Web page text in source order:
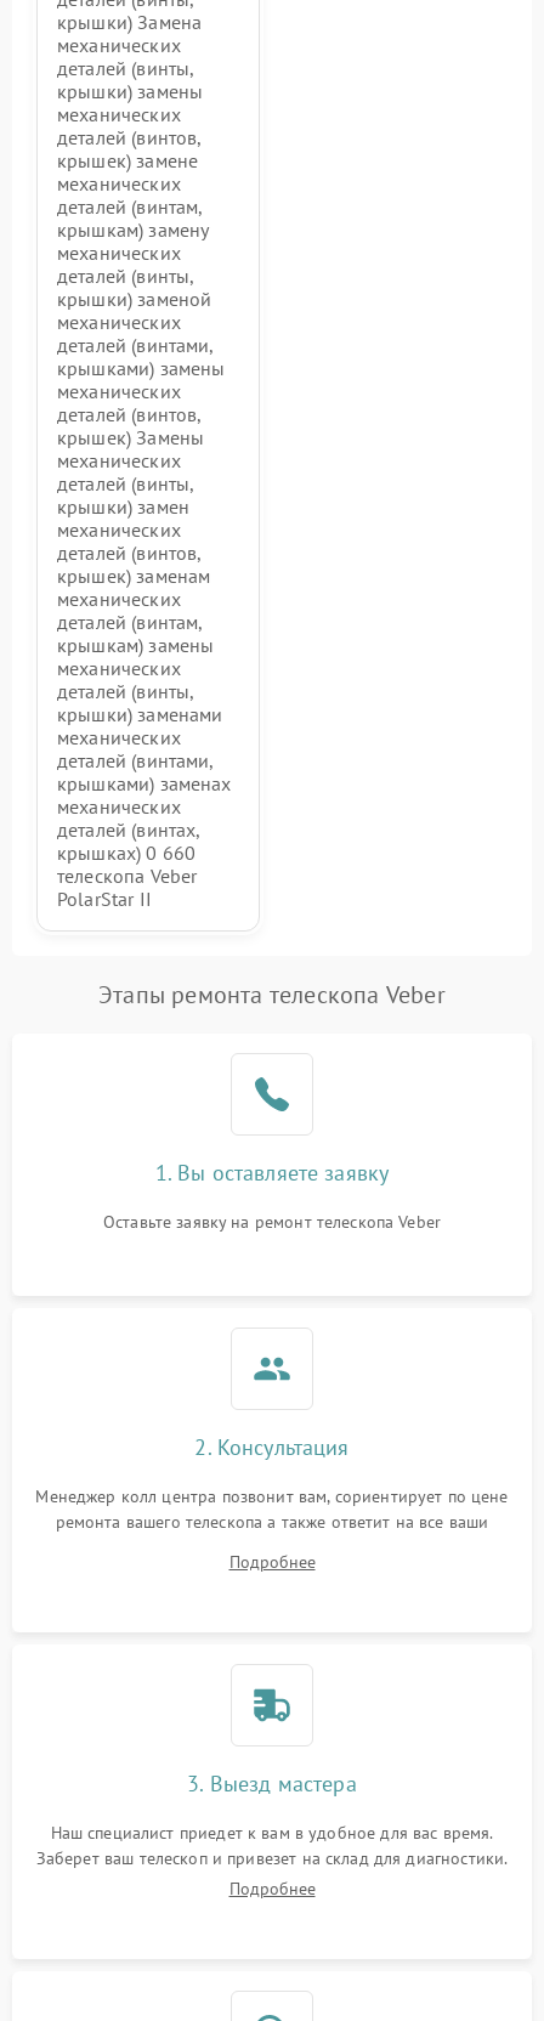
крышки) Замена
механических
деталей (винты,
крышки) замены
механических
деталей (винтов,
крышек) замене
механических
деталей (винтам,
крышкам) замену
механических
деталей (винты,
крышки) заменой
механических
деталей (винтами,
крышками) замены
механических
деталей (винтов,
крышек) Замены
механических
деталей (винты,
крышки) замен
механических
деталей (винтов,
крышек) заменам
механических
деталей (винтам,
крышкам) замены
механических
деталей (винты,
крышки) заменами
механических
деталей (винтами,
крышками) заменах
механических
деталей (винтах,
крышках) 0 660
телескопа Veber
PolarStar II
Этапы ремонта телескопа Veber
1. Вы оставляете заявку
Оставьте заявку на ремонт телескопа Veber
2. Консультация
Менеджер колл центра позвонит вам, сориентирует по цене
ремонта вашего телескопа а также ответит на все ваши
Подробнее
3. Выезд мастера
Наш специалист приедет к вам в удобное для вас время.
Заберет ваш телескоп и привезет на склад для диагностики.
Подробнее